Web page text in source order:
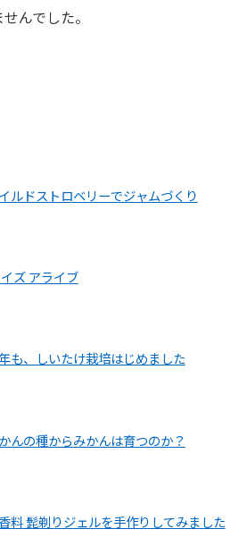
んでした。
ルドストロベリーでジャムづくり
ズ アライブ
も、しいたけ栽培はじめました
んの種からみかんは育つのか？
料 髭剃りジェルを手作りしてみました